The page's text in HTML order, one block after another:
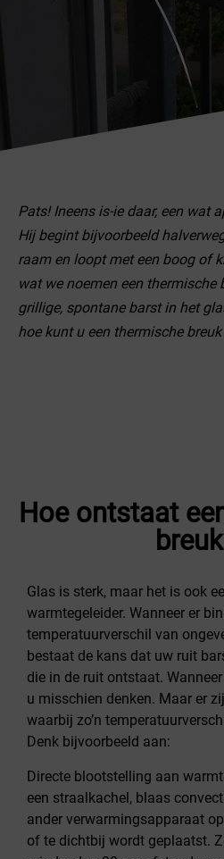
Pats! Ineens is-ie daar, een wat
Hij begint bijvoorbeeld
raam en loopt met een boog of
wat we noemen een thermische
grillige, spontane barst in het
hoe kunt u een thermische
Hoe ontstaat
Glas is sterk, maar het is ook
warmtegeleider. Wanneer er
temperatuurverschil van
bestaat de kans dat uw ruit
die in de ruit ontstaat.
u misschien denken. Maar er
waarbij zo’n
Denk bijvoorbeeld aan:
Directe blootstelling aan
een straalkachel, blaas
ander verwarmingsapparaat
of te dichtbij wordt geplaatst.